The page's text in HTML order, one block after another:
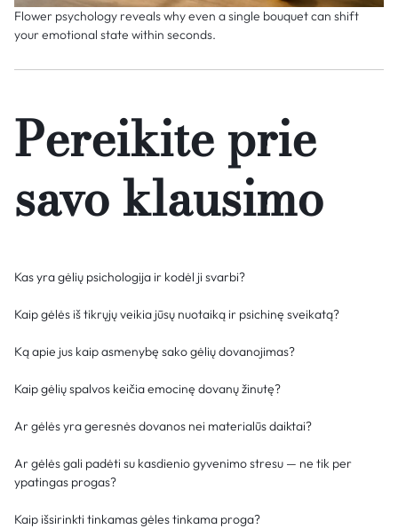
Flower psychology reveals why even a single bouquet can shift
your emotional state within seconds.
Pereikite prie
savo klausimo
Kas yra gėlių psichologija ir kodėl ji svarbi?
Kaip gėlės iš tikrųjų veikia jūsų nuotaiką ir psichinę sveikatą?
Ką apie jus kaip asmenybę sako gėlių dovanojimas?
Kaip gėlių spalvos keičia emocinę dovanų žinutę?
Ar gėlės yra geresnės dovanos nei materialūs daiktai?
Ar gėlės gali padėti su kasdienio gyvenimo stresu — ne tik per
ypatingas progas?
Kaip išsirinkti tinkamas gėles tinkama proga?